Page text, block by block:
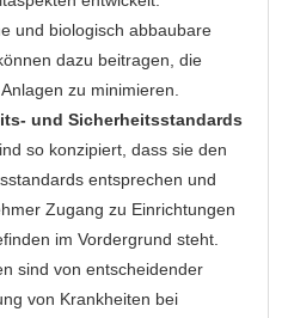
und biologisch abbaubare
dazu beitragen, die
zu minimieren.
und Sicherheitsstandards
so konzipiert, dass sie den
entsprechen und
Zugang zu Einrichtungen
im Vordergrund steht.
sind von entscheidender
von Krankheiten bei